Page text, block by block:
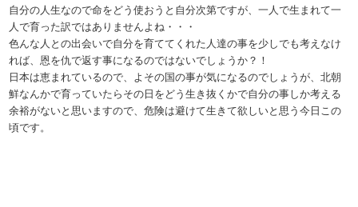
自分の人生なので命をどう使おうと自分次第ですが、一人で生まれて一
人で育った訳ではありませんよね・・・
色んな人との出会いで自分を育ててくれた人達の事を少しでも考えなけ
れば、恩を仇で返す事になるのではないでしょうか？！
日本は恵まれているので、よその国の事が気になるのでしょうが、北朝
鮮なんかで育っていたらその日をどう生き抜くかで自分の事しか考える
余裕がないと思いますので、危険は避けて生きて欲しいと思う今日この
頃です。